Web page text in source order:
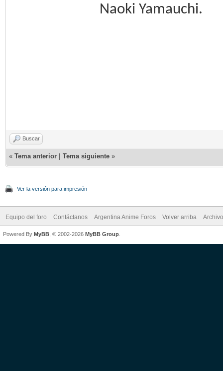
Naoki Yamauchi.
Buscar
« Tema anterior Tema siguiente »
Ver la versión para impresión
Equipo del foro Contáctanos Argentina Anime Foros Volver arriba
Powered By MyBB , © 2002-2026 MyBB Group